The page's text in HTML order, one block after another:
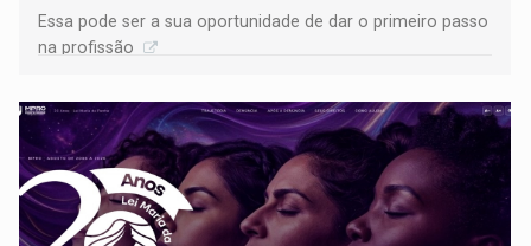
Essa pode ser a sua oportunidade de dar o primeiro passo
na profissão